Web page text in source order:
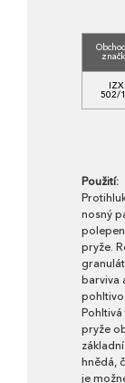
IZX
502/
Použití:
nosný
pryže.
barviva
pryže
hnědá,
je